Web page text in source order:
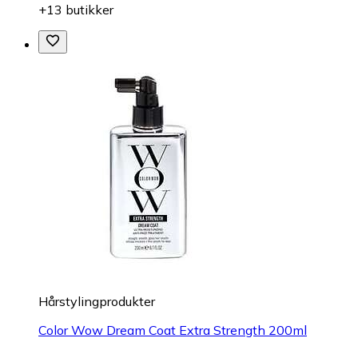
+13 butikker
Hårstylingprodukter
Color Wow Dream Coat Extra Strength 200ml